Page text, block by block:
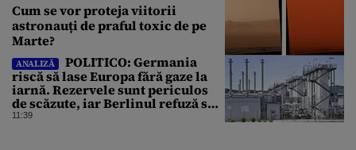
Cum se vor proteja viitorii
astronauți de praful toxic de pe
Marte?
ANALIZĂ
POLITICO: Germania
riscă să lase Europa fără gaze la
iarnă. Rezervele sunt periculos
de scăzute, iar Berlinul refuză să
intervină
11:39